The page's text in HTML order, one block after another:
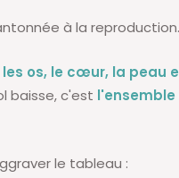
à la reproduction.
os, le cœur, la peau
baisse, c'est l'ensemble
le tableau :